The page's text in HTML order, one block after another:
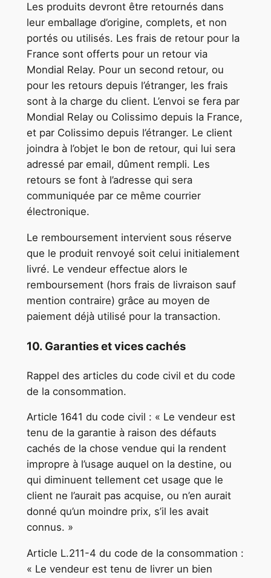
Les produits devront être retournés dans
leur emballage d’origine, complets, et non
portés ou utilisés. Les frais de retour pour la
France sont offerts pour un retour via
Mondial Relay. Pour un second retour, ou
pour les retours depuis l’étranger, les frais
sont à la charge du client. L’envoi se fera par
Mondial Relay ou Colissimo depuis la France,
et par Colissimo depuis l’étranger. Le client
joindra à l’objet le bon de retour, qui lui sera
adressé par email, dûment rempli. Les
retours se font à l’adresse qui sera
communiquée par ce même courrier
électronique.
Le remboursement intervient sous réserve
que le produit renvoyé soit celui initialement
livré. Le vendeur effectue alors le
remboursement (hors frais de livraison sauf
mention contraire) grâce au moyen de
paiement déjà utilisé pour la transaction.
10. Garanties et vices cachés
Rappel des articles du code civil et du code
de la consommation.
Article 1641 du code civil : « Le vendeur est
tenu de la garantie à raison des défauts
cachés de la chose vendue qui la rendent
impropre à l’usage auquel on la destine, ou
qui diminuent tellement cet usage que le
client ne l’aurait pas acquise, ou n’en aurait
donné qu’un moindre prix, s’il les avait
connus. »
Article L.211-4 du code de la consommation :
« Le vendeur est tenu de livrer un bien